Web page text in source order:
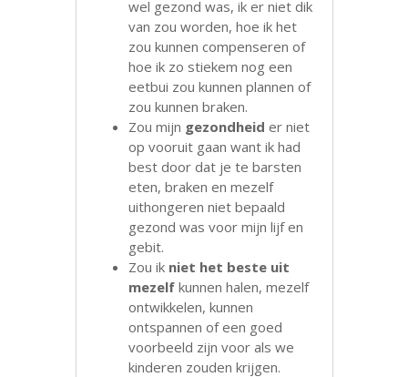
wel gezond was, ik er niet dik
van zou worden, hoe ik het
zou kunnen compenseren of
hoe ik zo stiekem nog een
eetbui zou kunnen plannen of
zou kunnen braken.
Zou mijn gezondheid er niet
op vooruit gaan want ik had
best door dat je te barsten
eten, braken en mezelf
uithongeren niet bepaald
gezond was voor mijn lijf en
gebit.
Zou ik niet het beste uit
mezelf kunnen halen, mezelf
ontwikkelen, kunnen
ontspannen of een goed
voorbeeld zijn voor als we
kinderen zouden krijgen.